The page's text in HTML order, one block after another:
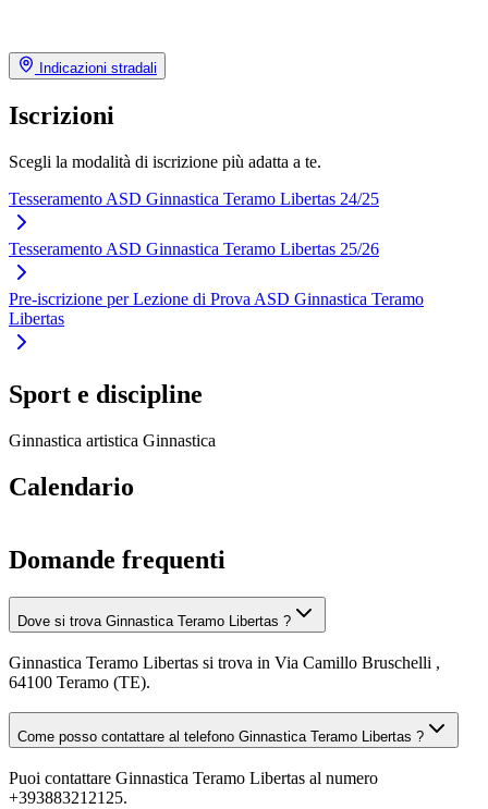
Indicazioni stradali
Iscrizioni
Scegli la modalità di iscrizione più adatta a te.
Tesseramento ASD Ginnastica Teramo Libertas 24/25
Tesseramento ASD Ginnastica Teramo Libertas 25/26
Pre-iscrizione per Lezione di Prova ASD Ginnastica Teramo
Libertas
Sport e discipline
Ginnastica artistica Ginnastica
Calendario
Domande frequenti
Dove si trova Ginnastica Teramo Libertas ?
Ginnastica Teramo Libertas si trova in Via Camillo Bruschelli ,
64100 Teramo (TE).
Come posso contattare al telefono Ginnastica Teramo Libertas ?
Puoi contattare Ginnastica Teramo Libertas al numero
+393883212125.